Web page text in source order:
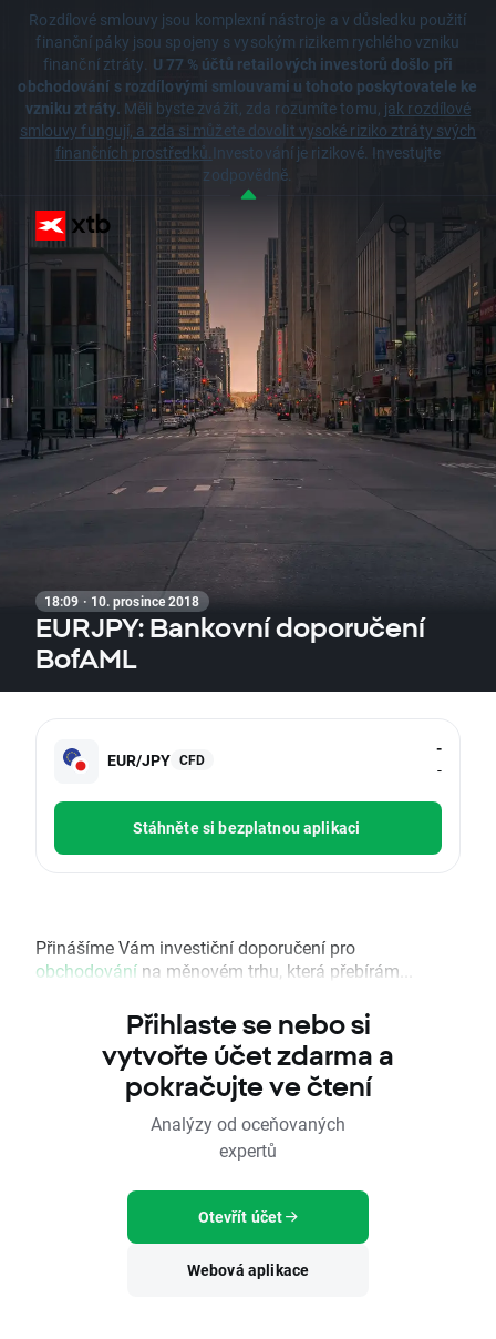
Rozdílové smlouvy jsou komplexní nástroje a v důsledku použití
finanční páky jsou spojeny s vysokým rizikem rychlého vzniku
finanční ztráty. U 77 % účtů retailových investorů došlo při
obchodování s rozdílovými smlouvami u tohoto poskytovatele ke
vzniku ztráty. Měli byste zvážit, zda rozumíte tomu, jak rozdílové
smlouvy fungují, a zda si můžete dovolit vysoké riziko ztráty svých
finančních prostředků.Investování je rizikové. Investujte
zodpovědně.
18:09 · 10. prosince 2018
EURJPY: Bankovní doporučení
BofAML
EUR/JPY CFD
-
-
Stáhněte si bezplatnou aplikaci
Přinášíme Vám investiční doporučení pro
obchodování na měnovém trhu, která přebírám...
Přihlaste se nebo si
vytvořte účet zdarma a
pokračujte ve čtení
Analýzy od oceňovaných
expertů
Otevřít účet
Webová aplikace